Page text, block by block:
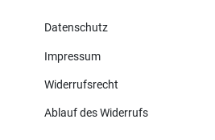
Datenschutz
Impressum
Widerrufsrecht
Ablauf des Widerrufs